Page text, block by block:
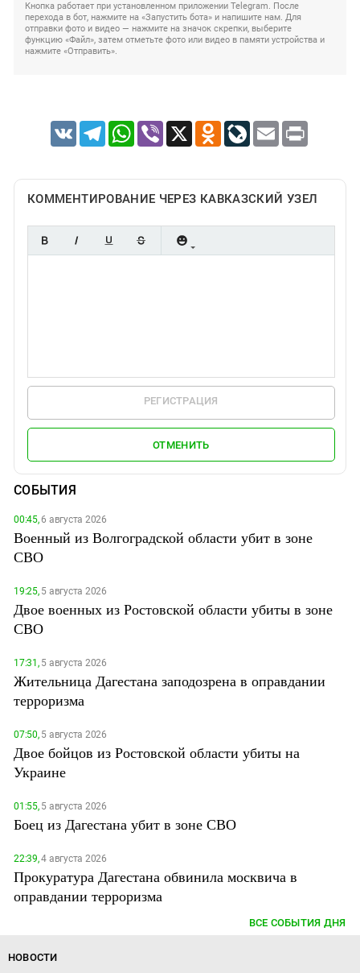
Кнопка работает при установленном приложении Telegram. После
перехода в бот, нажмите на «Запустить бота» и напишите нам. Для
отправки фото и видео — нажмите на значок скрепки, выберите
функцию «Файл», затем отметьте фото или видео в памяти устройства и
нажмите «Отправить».
VK TelegramWhatsApp
Viber X Odnoklassniki
LiveJournal
Email Print
КОММЕНТИРОВАНИЕ ЧЕРЕЗ КАВКАЗСКИЙ УЗЕЛ
РЕГИСТРАЦИЯ
ОТМЕНИТЬ
СОБЫТИЯ
00:45,6 августа 2026
Военный из Волгоградской области убит в зоне
СВО
19:25,5 августа 2026
Двое военных из Ростовской области убиты в зоне
СВО
17:31,5 августа 2026
Жительница Дагестана заподозрена в оправдании
терроризма
07:50,5 августа 2026
Двое бойцов из Ростовской области убиты на
Украине
01:55,5 августа 2026
Боец из Дагестана убит в зоне СВО
22:39,4 августа 2026
Прокуратура Дагестана обвинила москвича в
оправдании терроризма
ВСЕ СОБЫТИЯ ДНЯ
НОВОСТИ